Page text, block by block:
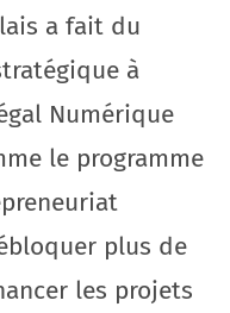
a fait du
à
Numérique
le programme
plus de
les projets